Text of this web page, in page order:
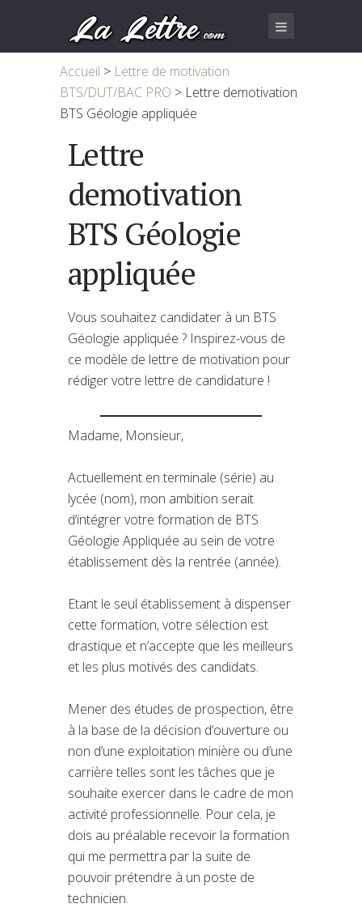
Accueil > Lettre de motivation
BTS/DUT/BAC PRO > Lettre demotivation
BTS Géologie appliquée
Lettre
demotivation
BTS Géologie
appliquée
Vous souhaitez candidater à un BTS
Géologie appliquée ? Inspirez-vous de
ce modèle de lettre de motivation pour
rédiger votre lettre de candidature !
Madame, Monsieur,
Actuellement en terminale (série) au
lycée (nom), mon ambition serait
d’intégrer votre formation de BTS
Géologie Appliquée au sein de votre
établissement dès la rentrée (année).
Etant le seul établissement à dispenser
cette formation, votre sélection est
drastique et n’accepte que les meilleurs
et les plus motivés des candidats.
Mener des études de prospection, être
à la base de la décision d’ouverture ou
non d’une exploitation minière ou d’une
carrière telles sont les tâches que je
souhaite exercer dans le cadre de mon
activité professionnelle. Pour cela, je
dois au préalable recevoir la formation
qui me permettra par la suite de
pouvoir prétendre à un poste de
technicien.